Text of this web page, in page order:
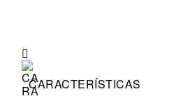
CARACTERÍSTICAS